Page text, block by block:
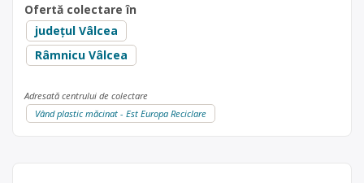
Ofertă colectare în
județul Vâlcea
Râmnicu Vâlcea
Adresată centrului de colectare
Vând plastic măcinat - Est Europa Reciclare